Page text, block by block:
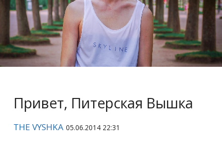
Привет, Питерская Вышка
THE VYSHKA 05.06.2014 22:31